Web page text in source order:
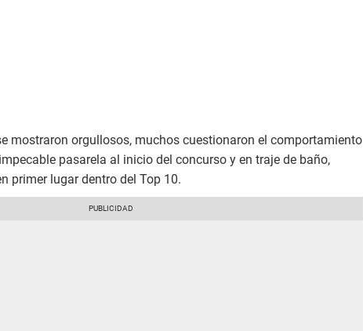
mostraron orgullosos, muchos cuestionaron el comportamiento
pasarela al inicio del concurso y en traje de baño,
primer lugar dentro del Top 10.